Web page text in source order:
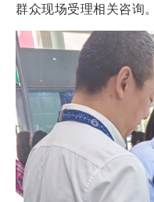
群众现场受理相关咨询。